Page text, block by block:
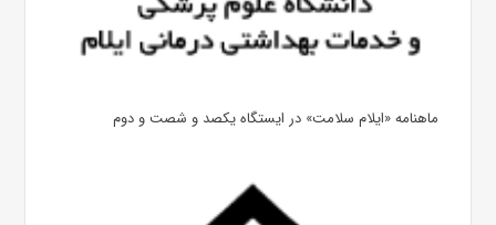
ماهنامه «ایلام سلامت» در ایستگاه یکصد و شصت و دوم